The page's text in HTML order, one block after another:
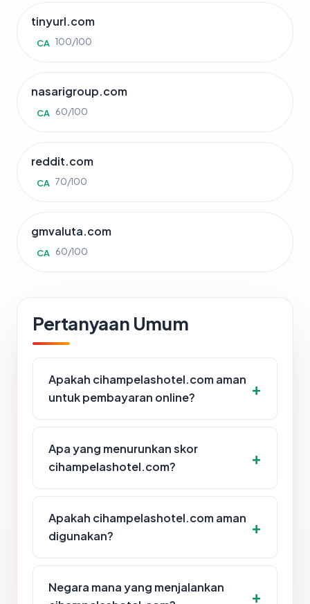
tinyurl.com
CA 100/100
nasarigroup.com
CA 60/100
reddit.com
CA 70/100
gmvaluta.com
CA 60/100
Pertanyaan Umum
Apakah cihampelashotel.com aman
untuk pembayaran online?
Apa yang menurunkan skor
cihampelashotel.com?
Apakah cihampelashotel.com aman
digunakan?
Negara mana yang menjalankan